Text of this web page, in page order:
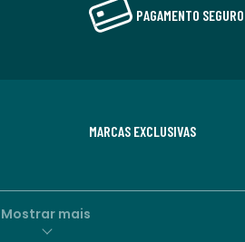
PAGAMENTO SEGURO
MARCAS EXCLUSIVAS
Mostrar mais